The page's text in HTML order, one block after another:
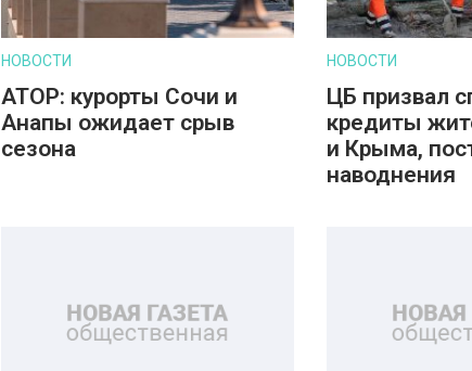
НОВОСТИ
АТОР: курорты Сочи и
Анапы ожидает срыв
сезона
НОВОСТИ
ЦБ призвал
кредиты
и Крыма,
наводнения